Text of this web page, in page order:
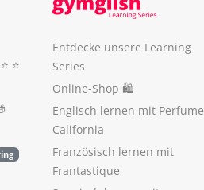
⭐️
Entdecke unsere Learning
Series
Online-Shop 🛍
Englisch lernen mit Perfume
California
Französisch lernen mit
Frantastique